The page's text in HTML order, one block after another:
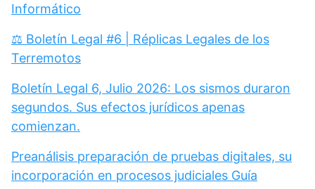
Informático
⚖️ Boletín Legal #6 | Réplicas Legales de los
Terremotos
Boletín Legal 6, Julio 2026: Los sismos duraron
segundos. Sus efectos jurídicos apenas
comienzan.
Preanálisis preparación de pruebas digitales, su
incorporación en procesos judiciales Guía